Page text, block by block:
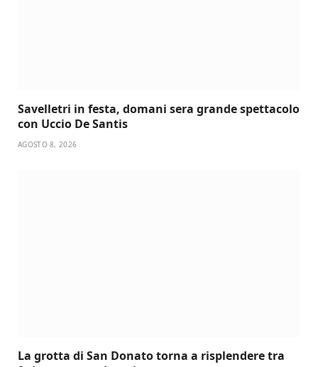
Savelletri in festa, domani sera grande spettacolo
con Uccio De Santis
AGOSTO 8, 2026
La grotta di San Donato torna a risplendere tra